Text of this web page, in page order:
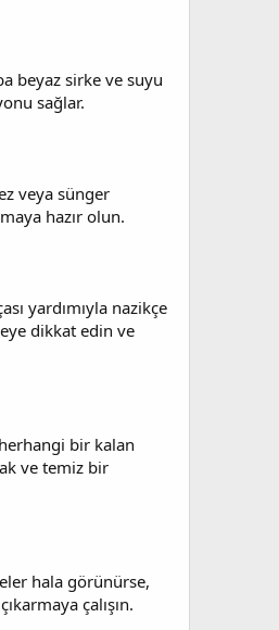
beyaz sirke ve suyu
sağlar.
veya sünger
hazır olun.
yardımıyla nazikçe
dikkat edin ve
bir kalan
ve temiz bir
hala görünürse,
çalışın.